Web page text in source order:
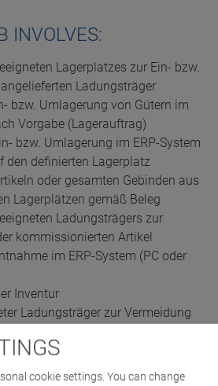
INVOLVES:
Lagerplatzes zur Ein- bzw.
Ladungsträger
bzw. Umlagerung von Gütern im
Vorgabe (Lagerauftrag)
bzw. Umlagerung im ERP-System
den definierten Lagerplatz
oder gesamten Gebinden aus
Lagerplätzen gemäß Beleg
Ladungsträgers zur
kommissionierten Artikel
im ERP-System (PC oder
Inventur
Ladungsträger zur Vermeidung
nach Vorgabe
im Team
cookie settings. You can change